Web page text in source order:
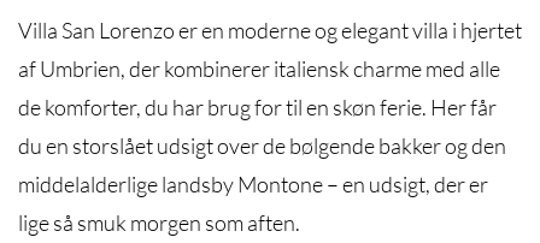
Villa San Lorenzo er en moderne og elegant villa i hjertet
af Umbrien, der kombinerer italiensk charme med alle
de komforter, du har brug for til en skøn ferie. Her får
du en storslået udsigt over de bølgende bakker og den
middelalderlige landsby Montone – en udsigt, der er
lige så smuk morgen som aften.